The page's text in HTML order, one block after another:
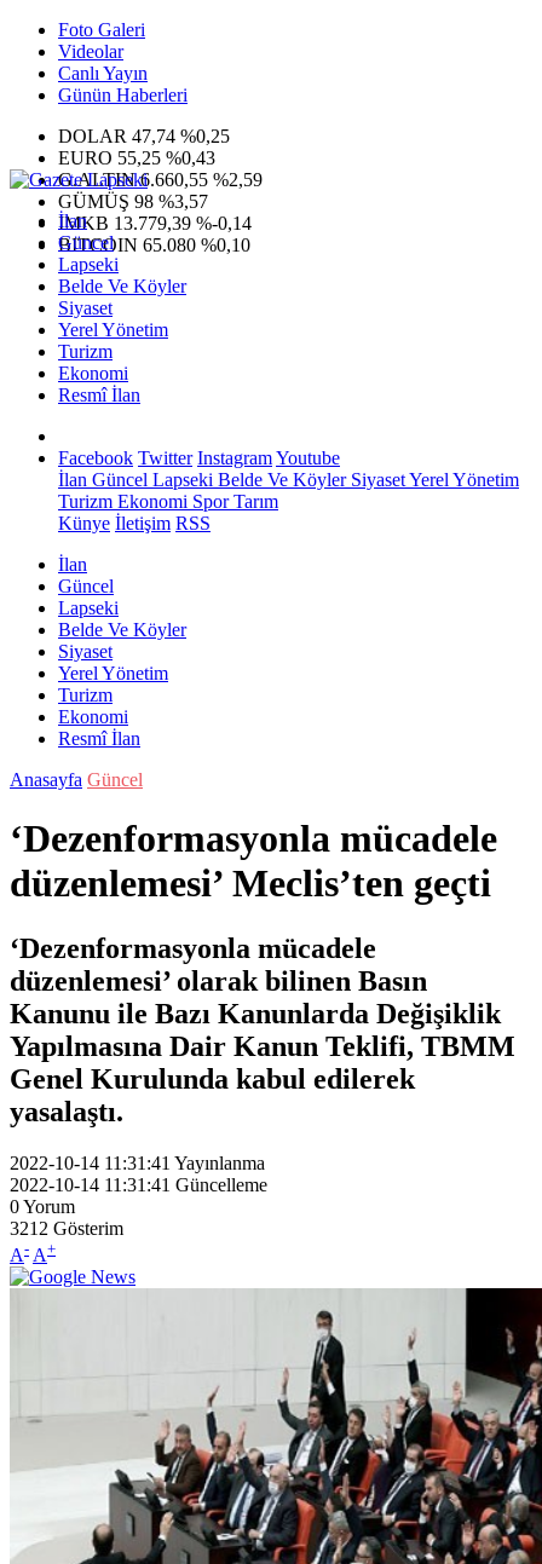
Foto Galeri
Videolar
Canlı Yayın
Günün Haberleri
DOLAR 47,74 %0,25
EURO 55,25 %0,43
G.ALTIN6.660,55 %2,59
GÜMÜŞ 98 %3,57
IMKB 13.779,39 %-0,14
BITCOIN 65.080 %0,10
İlan
Güncel
Lapseki
Belde Ve Köyler
Siyaset
Yerel Yönetim
Turizm
Ekonomi
Resmî İlan
Facebook Twitter InstagramYoutube
İlan Güncel Lapseki Belde Ve KöylerSiyasetYerel Yönetim
Turizm Ekonomi SporTarım
Künye İletişim RSS
İlan
Güncel
Lapseki
Belde Ve Köyler
Siyaset
Yerel Yönetim
Turizm
Ekonomi
Resmî İlan
Anasayfa Güncel
‘Dezenformasyonla mücadele
düzenlemesi’ Meclis’ten geçti
‘Dezenformasyonla mücadele
düzenlemesi’ olarak bilinen Basın
Kanunu ile Bazı Kanunlarda Değişiklik
Yapılmasına Dair Kanun Teklifi, TBMM
Genel Kurulunda kabul edilerek
yasalaştı.
2022-10-14 11:31:41 Yayınlanma
2022-10-14 11:31:41 Güncelleme
0Yorum
3212 Gösterim
A- A+